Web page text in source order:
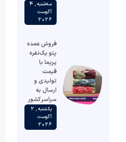
سه‌شنبه , 4
آگوست
2026
فروش عمده
پتو یک‌نفره
پریما با
قیمت
تولیدی و
ارسال به
سراسر کشور
یکشنبه , 2
آگوست
2026